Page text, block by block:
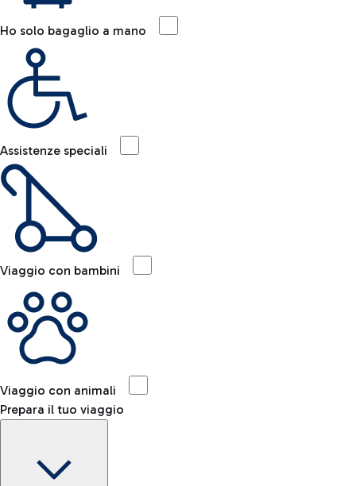
Ho solo bagaglio a mano
Assistenze speciali
Viaggio con bambini
Viaggio con animali
Prepara il tuo viaggio